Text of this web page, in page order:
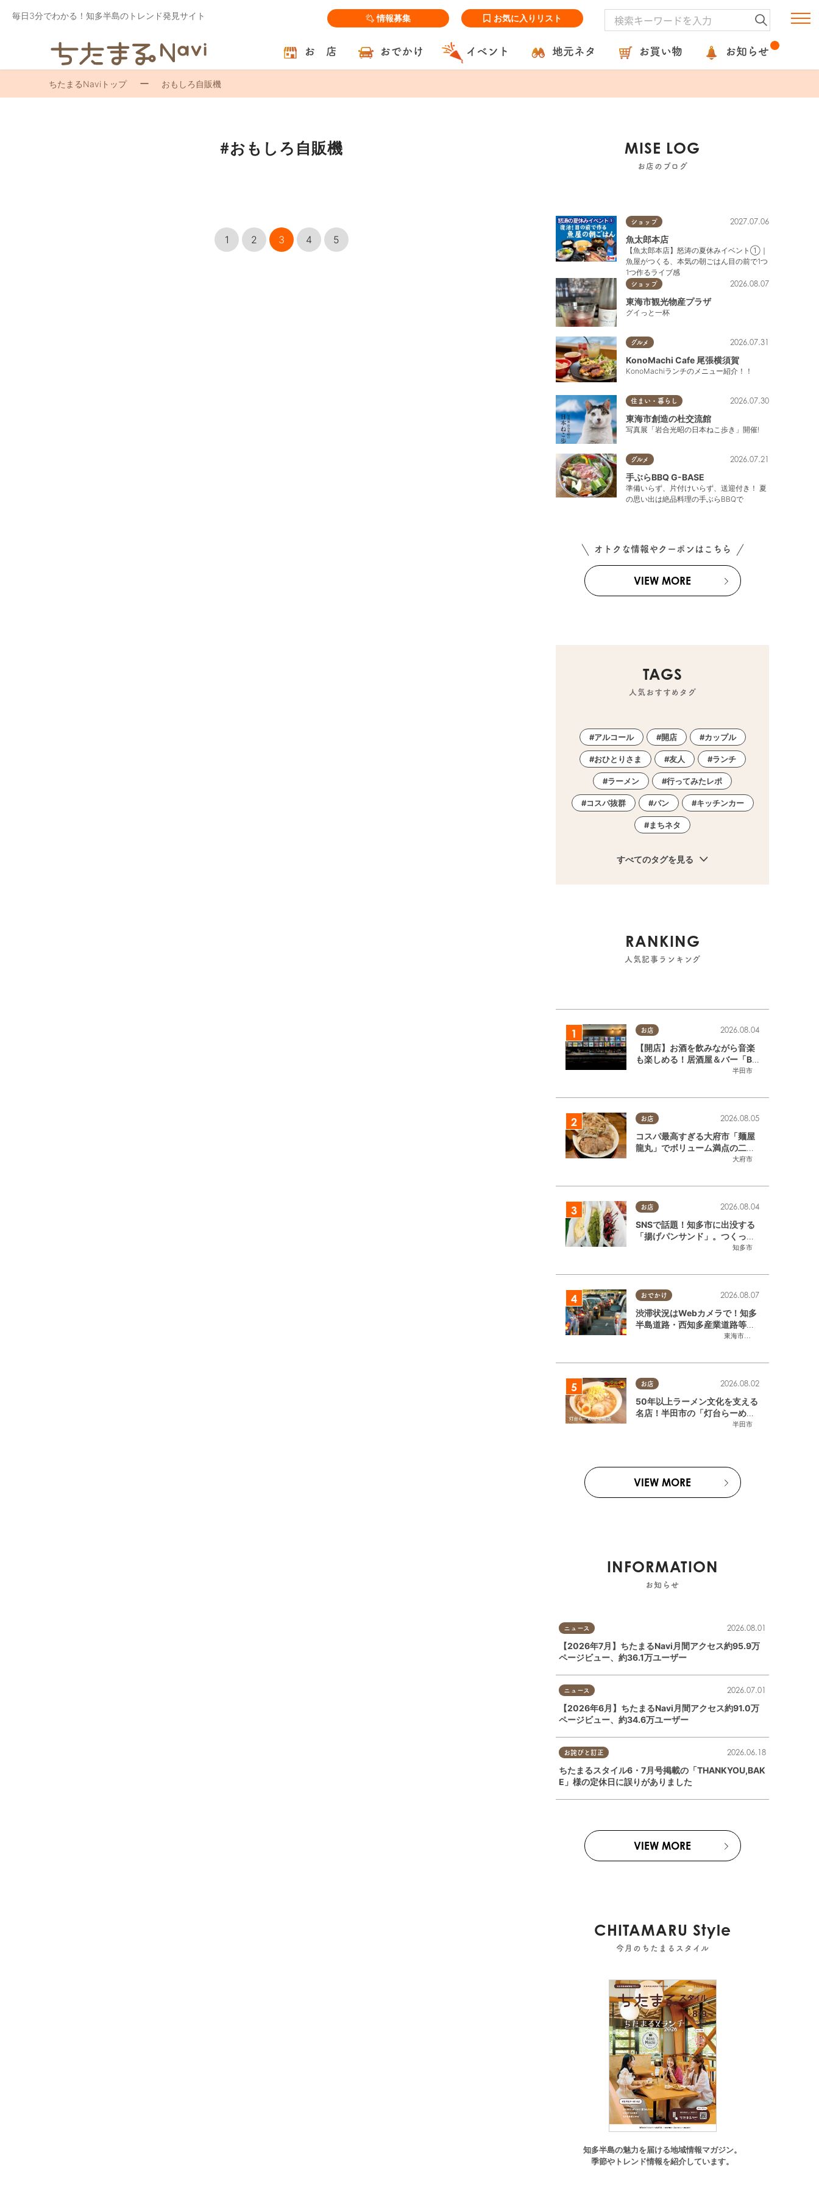
毎日3分でわかる！知多半島のトレンド発見サイト 情報募集 お気に入りリスト
お 店 おでかけ イベント 地元ネタ お買い物 お知らせ
ちたまるNaviトップ おもしろ自販機
#おもしろ自販機
1 2 3 4 5
MISE LOG
お店のブログ
ショップ 2027.07.06
魚太郎本店
【魚太郎本店】怒涛の夏休みイベント①｜
魚屋がつくる、本気の朝ごはん目の前で1つ
1つ作るライブ感
ショップ 2026.08.07
東海市観光物産プラザ
グイっと一杯
グルメ 2026.07.31
KonoMachi Cafe 尾張横須賀
KonoMachiランチのメニュー紹介！！
住まい・暮らし 2026.07.30
東海市創造の杜交流館
写真展「岩合光昭の日本ねこ歩き」開催!
グルメ 2026.07.21
手ぶらBBQ G-BASE
準備いらず、片付けいらず、送迎付き！ 夏
の思い出は絶品料理の手ぶらBBQで
オトクな情報やクーポンはこちら
VIEW MORE
TAGS
人気おすすめタグ
アルコール 開店 カップル
おひとりさま 友人 ランチ
ラーメン 行ってみたレポ
コスパ抜群 パン キッチンカー
まちネタ
すべてのタグを見る
RANKING
人気記事ランキング
お店
半田市
2026.08.04
【開店】お酒を飲みながら音楽
も楽しめる！居酒屋＆バー「BL
OOMY（ブルーミー）」が7/3
お店
大府市
2026.08.05
コスパ最高すぎる大府市「麺屋
龍丸」でボリューム満点の二郎
系ラーメンを堪能してきた
お店
知多市
2026.08.04
SNSで話題！知多市に出没する
「揚げパンサンド」。つくって
いるのはお祭りお兄さん!?【ち
おでかけ
東海市
,大府市
2026.08.07
渋滞状況はWebカメラで！知多
半島道路・西知多産業道路等の
お店
半田市
2026.08.02
50年以上ラーメン文化を支える
名店！半田市の「灯台らーめん
半田店」へ【熱血ラーメン伝 8
VIEW MORE
INFORMATION
お知らせ
ニュース 2026.08.01
【2026年7月】ちたまるNavi月間アクセス約95.9万
ページビュー、約36.1万ユーザー
ニュース 2026.07.01
【2026年6月】ちたまるNavi月間アクセス約91.0万
ページビュー、約34.6万ユーザー
お詫びと訂正 2026.06.18
ちたまるスタイル6・7月号掲載の「THANKYOU,BAK
E」様の定休日に誤りがありました
VIEW MORE
CHITAMARU Style
今月のちたまるスタイル
知多半島の魅力を届ける地域情報マガジン。
季節やトレンド情報を紹介しています。